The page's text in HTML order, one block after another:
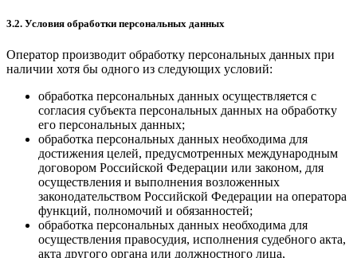
3.2. Условия обработки персональных данных
Оператор производит обработку персональных данных при
наличии хотя бы одного из следующих условий:
обработка персональных данных осуществляется с
согласия субъекта персональных данных на обработку
его персональных данных;
обработка персональных данных необходима для
достижения целей, предусмотренных международным
договором Российской Федерации или законом, для
осуществления и выполнения возложенных
законодательством Российской Федерации на оператора
функций, полномочий и обязанностей;
обработка персональных данных необходима для
осуществления правосудия, исполнения судебного акта,
акта другого органа или должностного лица,